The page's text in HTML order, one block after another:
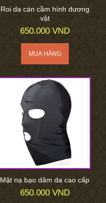
Roi da cán cầm hình dương
vật
650.000 VND
Mặt nạ bạo dâm da cao cấp
650.000 VND